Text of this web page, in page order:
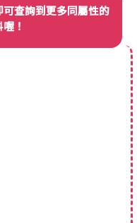
查詢到更多同屬性的
！